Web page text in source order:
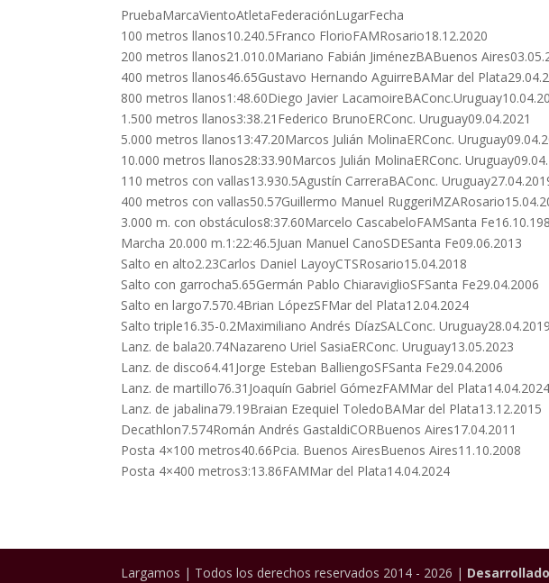
PruebaMarcaVientoAtletaFederaciónLugarFecha
100 metros llanos10.240.5Franco FlorioFAMRosario18.12.2020
200 metros llanos21.010.0Mariano Fabián JiménezBABuenos
400 metros llanos46.65Gustavo Hernando AguirreBAMar del
800 metros llanos1:48.60Diego Javier
1.500 metros llanos3:38.21Federico BrunoERConc. Uruguay09.04.2021
5.000 metros llanos13:47.20Marcos Julián MolinaERConc.
10.000 metros llanos28:33.90Marcos Julián MolinaERConc.
110 metros con vallas13.930.5Agustín CarreraBAConc.
400 metros con vallas50.57Guillermo Manuel
3.000 m. con obstáculos8:37.60Marcelo CascabeloFAMSanta
Marcha 20.000 m.1:22:46.5Juan Manuel CanoSDESanta Fe09.06.2013
Salto en alto2.23Carlos Daniel LayoyCTSRosario15.04.2018
Salto con garrocha5.65Germán Pablo ChiaraviglioSFSanta Fe29.04.2006
Salto en largo7.570.4Brian LópezSFMar del Plata12.04.2024
Salto triple16.35-0.2Maximiliano Andrés DíazSALConc. Uruguay28.04.2019
Lanz. de bala20.74Nazareno Uriel SasiaERConc. Uruguay13.05.2023
Lanz. de disco64.41Jorge Esteban BalliengoSFSanta Fe29.04.2006
Lanz. de martillo76.31Joaquín Gabriel GómezFAMMar del Plata14.04.2024
Lanz. de jabalina79.19Braian Ezequiel ToledoBAMar del Plata13.12.2015
Decathlon7.574Román Andrés GastaldiCORBuenos Aires17.04.2011
Posta 4×100 metros40.66Pcia. Buenos AiresBuenos Aires11.10.2008
Posta 4×400 metros3:13.86FAMMar del Plata14.04.2024
Largamos | Todos los derechos reservados 2014 - 2026 |